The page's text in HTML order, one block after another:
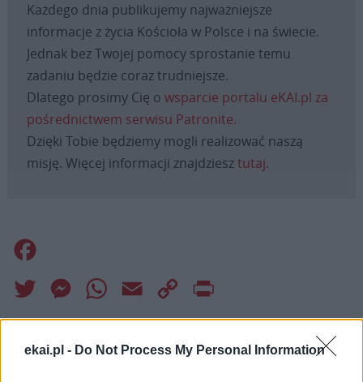
ekai.pl - Do Not Process My Personal Information
Każdego dnia publikujemy najważniejsze
informacje z życia Kościoła w Polsce i na świecie.
Jednak bez Twojej pomocy sprostanie temu
zadaniu będzie coraz trudniejsze.
Dlatego prosimy Cię o wsparcie portalu eKAI.pl za
pośrednictwem serwisu Patronite.
Dzięki Tobie będziemy mogli realizować naszą
misję. Więcej informacji znajdziesztutaj.
Twitter MessengerWhatsApp
Email
Copy
Link